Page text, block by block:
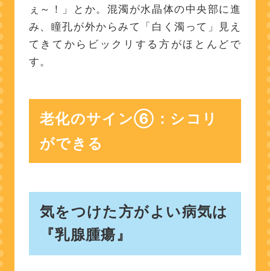
ぇ～！」とか。混濁が水晶体の中央部に進
み、瞳孔が外からみて「白く濁って」見え
てきてからビックリする方がほとんどで
す。
老化のサイン⑥：シコリ
ができる
気をつけた方がよい病気は
『乳腺腫瘍』